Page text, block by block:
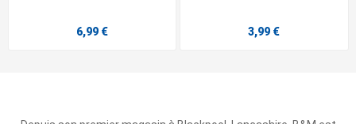
6,99 € 3,99 €